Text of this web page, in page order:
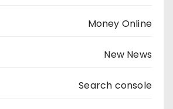
Money Online
New News
Search console